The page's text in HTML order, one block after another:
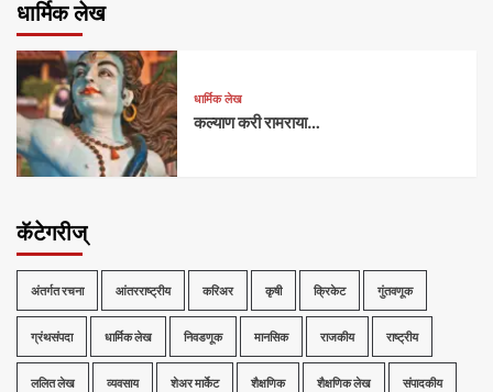
धार्मिक लेख
धार्मिक लेख
कल्याण करी रामराया…
कॅटेगरीज्
अंतर्गत रचना आंतरराष्ट्रीय करिअर कृषी क्रिकेट गुंतवणूक
ग्रंथसंपदा धार्मिक लेख निवडणूक मानसिक राजकीय राष्ट्रीय
ललित लेख व्यवसाय शेअर मार्केट शैक्षणिक शैक्षणिक लेख संपादकीय